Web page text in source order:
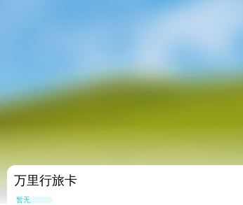
万里行旅卡
暂无点评